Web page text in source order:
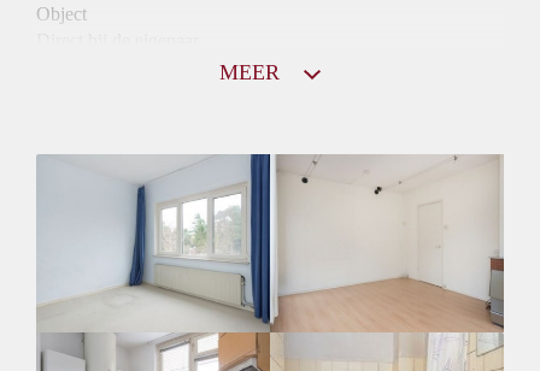
Object
2,9 X Maandhuur Bruto
Huurtermijn
Onbepaalde termijn
Oplevering
Gestoffeerd
MEER